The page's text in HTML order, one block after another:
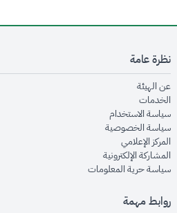
نظرة عامة
عن الهيئةopens in new window
الخدماتopens in new window
سياسة الاستخدام
سياسة الخصوصيةopens in new window
المركز الإعلاميopens in new window
المشاركة الإلكترونيةopens in new window
سياسة حرية المعلوماتopens in new window
روابط مهمة